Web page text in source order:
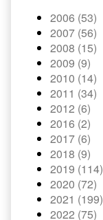
2006 (53)
2007 (56)
2008 (15)
2009 (9)
2010 (14)
2011 (34)
2012 (6)
2016 (2)
2017 (6)
2018 (9)
2019 (114)
2020 (72)
2021 (199)
2022 (75)